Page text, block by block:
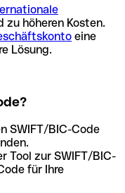
zu höheren Kosten.
eine
Lösung.
SWIFT/BIC-Code
Tool zur SWIFT/BIC-
für Ihre